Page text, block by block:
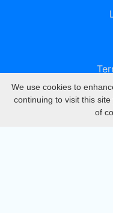
We use cookies to
continuing to visit this
of